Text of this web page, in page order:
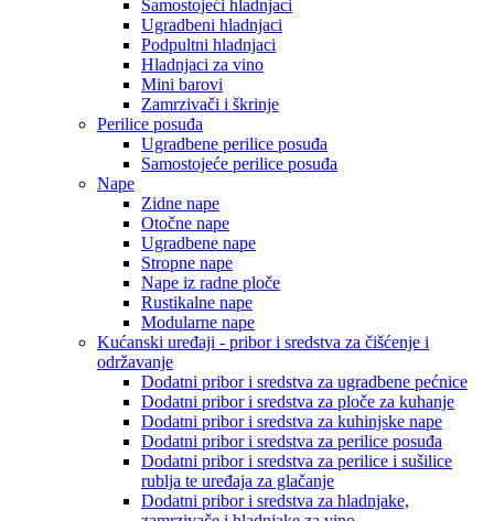
Samostojeći hladnjaci
Ugradbeni hladnjaci
Podpultni hladnjaci
Hladnjaci za vino
Mini barovi
Zamrzivači i škrinje
Perilice posuđa
Ugradbene perilice posuđa
Samostojeće perilice posuđa
Nape
Zidne nape
Otočne nape
Ugradbene nape
Stropne nape
Nape iz radne ploče
Rustikalne nape
Modularne nape
Kućanski uređaji - pribor i sredstva za čišćenje i
održavanje
Dodatni pribor i sredstva za ugradbene pećnice
Dodatni pribor i sredstva za ploče za kuhanje
Dodatni pribor i sredstva za kuhinjske nape
Dodatni pribor i sredstva za perilice posuđa
Dodatni pribor i sredstva za perilice i sušilice
rublja te uređaja za glačanje
Dodatni pribor i sredstva za hladnjake,